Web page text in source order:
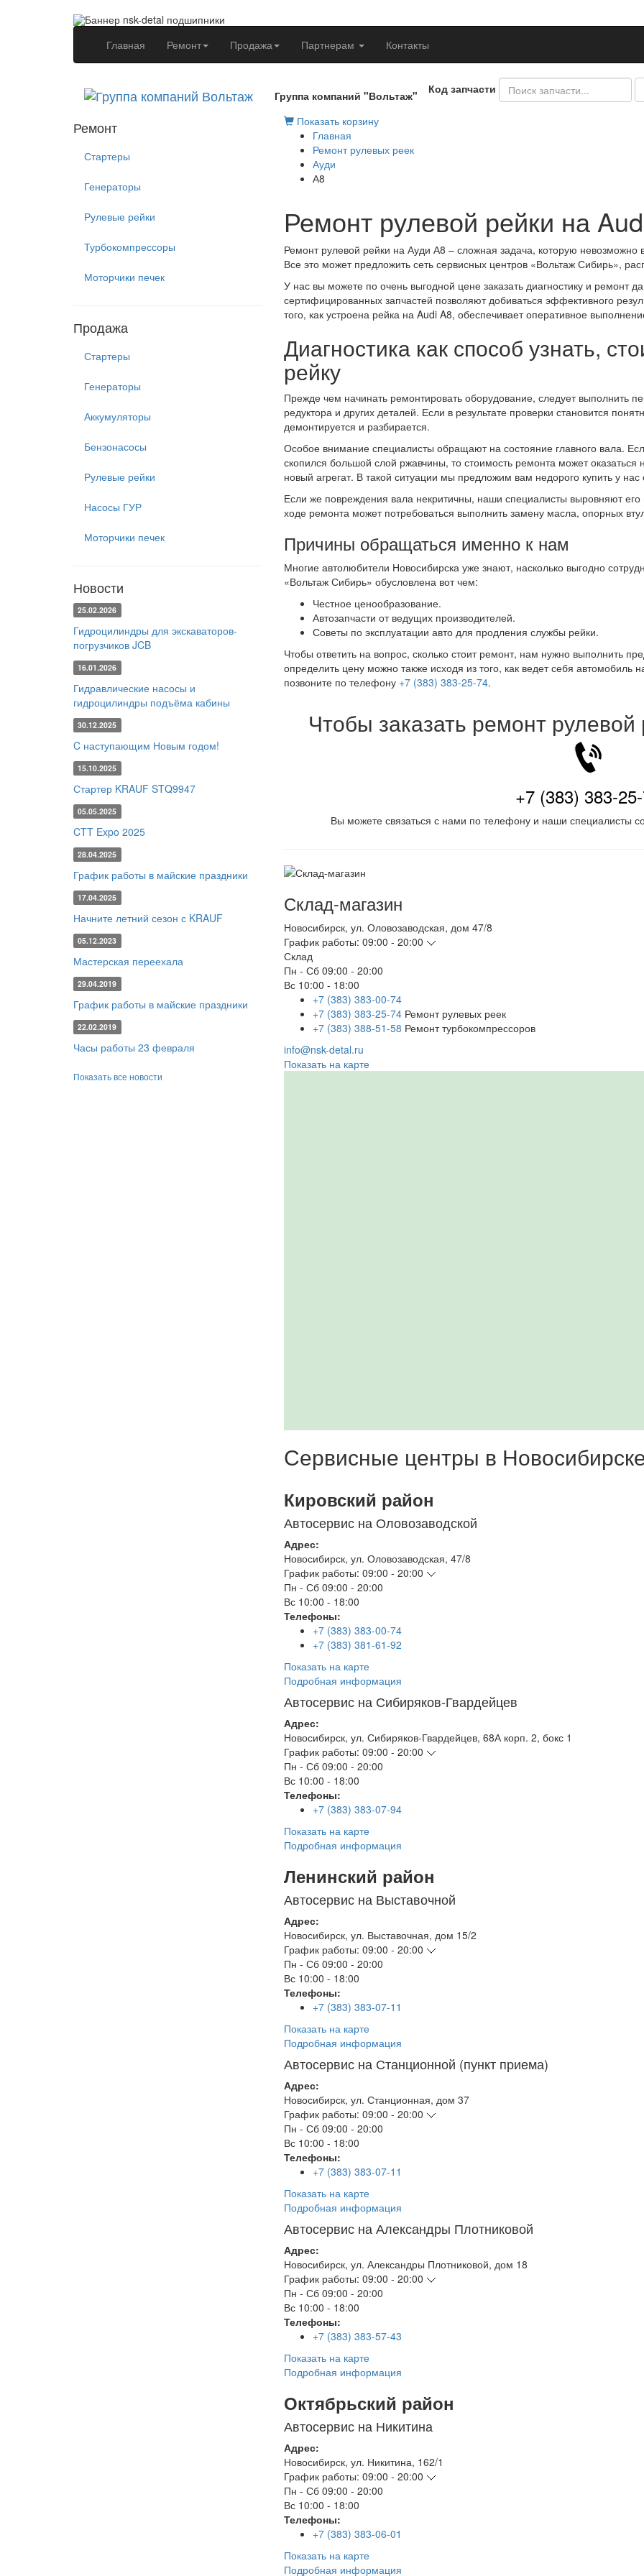
Главная (current)Ремонт Продажа Партнерам Контакты
Группа компаний "Вольтаж"
Код запчасти
Ремонт
Стартеры
Генераторы
Рулевые рейки
Турбокомпрессоры
Моторчики печек
Продажа
Стартеры
Генераторы
Аккумуляторы
Бензонасосы
Рулевые рейки
Насосы ГУР
Моторчики печек
Новости
25.02.2026
Гидроцилиндры для экскаваторов-
погрузчиков JCB
16.01.2026
Гидравлические насосы и
гидроцилиндры подъёма кабины
30.12.2025
C наступающим Новым годом!
15.10.2025
Стартер KRAUF STQ9947
05.05.2025
CTT Expo 2025
28.04.2025
График работы в майские праздники
17.04.2025
Начните летний сезон с KRAUF
05.12.2023
Мастерская переехала
29.04.2019
График работы в майские праздники
22.02.2019
Часы работы 23 февраля
Показать все новости
Показать корзину
Главная
Ремонт рулевых реек
Ауди
А8
Ремонт рулевой рейки на
Ремонт рулевой рейки на Ауди А8 – сложная задача, которую
Все это может предложить сеть сервисных центров «Вольтаж Сибирь»,
У нас вы можете по очень выгодной цене заказать диагностику и ремонт
сертифицированных запчастей позволяют добиваться эффективного
того, как устроена рейка на Audi A8, обеспечивает оперативное
Диагностика как способ узнать,
рейку
Прежде чем начинать ремонтировать оборудование, следует выполнить
редуктора и других деталей. Если в результате проверки становится
демонтируется и разбирается.
Особое внимание специалисты обращают на состояние главного вала.
скопился большой слой ржавчины, то стоимость ремонта может оказаться
новый агрегат. В такой ситуации мы предложим вам недорого купить у
Если же повреждения вала некритичны, наши специалисты выровняют
ходе ремонта может потребоваться выполнить замену масла, опорных
Причины обращаться именно к нам
Многие автолюбители Новосибирска уже знают, насколько выгодно
«Вольтаж Сибирь» обусловлена вот чем:
Честное ценообразование.
Автозапчасти от ведущих производителей.
Советы по эксплуатации авто для продления службы рейки.
Чтобы ответить на вопрос, сколько стоит ремонт, нам нужно выполнить
определить цену можно также исходя из того, как ведет себя автомобиль
позвоните по телефону +7 (383) 383-25-74.
Чтобы заказать ремонт
+7 (383) 383-
Вы можете связаться с нами по телефону и наши специалисты
Склад-магазин
Новосибирск, ул. Оловозаводская, дом 47/8
График работы: 09:00 - 20:00
Склад
Пн - Сб 09:00 - 20:00
Вс 10:00 - 18:00
+7 (383) 383-00-74
+7 (383) 383-25-74 Ремонт рулевых реек
+7 (383) 388-51-58 Ремонт турбокомпрессоров
info@nsk-detal.ru
Показать на карте
Сервисные центры в
Кировский район
Автосервис на Оловозаводской
Адрес:
Новосибирск, ул. Оловозаводская, 47/8
График работы: 09:00 - 20:00
Пн - Сб 09:00 - 20:00
Вс 10:00 - 18:00
Телефоны:
+7 (383) 383-00-74
+7 (383) 381-61-92
Показать на карте
Подробная информация
Автосервис на Сибиряков-Гвардейцев
Адрес:
Новосибирск, ул. Сибиряков-Гвардейцев, 68А корп. 2, бокс 1
График работы: 09:00 - 20:00
Пн - Сб 09:00 - 20:00
Вс 10:00 - 18:00
Телефоны:
+7 (383) 383-07-94
Показать на карте
Подробная информация
Ленинский район
Автосервис на Выставочной
Адрес:
Новосибирск, ул. Выставочная, дом 15/2
График работы: 09:00 - 20:00
Пн - Сб 09:00 - 20:00
Вс 10:00 - 18:00
Телефоны:
+7 (383) 383-07-11
Показать на карте
Подробная информация
Автосервис на Станционной (пункт приема)
Адрес:
Новосибирск, ул. Станционная, дом 37
График работы: 09:00 - 20:00
Пн - Сб 09:00 - 20:00
Вс 10:00 - 18:00
Телефоны:
+7 (383) 383-07-11
Показать на карте
Подробная информация
Автосервис на Александры Плотниковой
Адрес:
Новосибирск, ул. Александры Плотниковой, дом 18
График работы: 09:00 - 20:00
Пн - Сб 09:00 - 20:00
Вс 10:00 - 18:00
Телефоны:
+7 (383) 383-57-43
Показать на карте
Подробная информация
Октябрьский район
Автосервис на Никитина
Адрес:
Новосибирск, ул. Никитина, 162/1
График работы: 09:00 - 20:00
Пн - Сб 09:00 - 20:00
Вс 10:00 - 18:00
Телефоны:
+7 (383) 383-06-01
Показать на карте
Подробная информация